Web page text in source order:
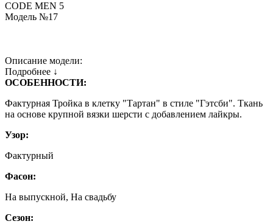
CODE MEN 5
Модель №17
Описание модели:
Подробнее ↓
ОСОБЕННОСТИ:
Фактурная Тройка в клетку "Тартан" в стиле "Гэтсби". Ткань
на основе крупной вязки шерсти с добавлением лайкры.
Узор:
Фактурный
Фасон:
На выпускной, На свадьбу
Сезон: